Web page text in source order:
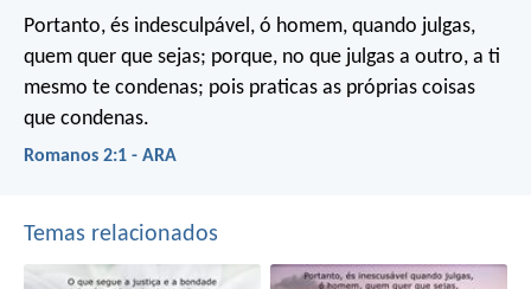
Portanto, és indesculpável, ó homem, quando julgas,
quem quer que sejas; porque, no que julgas a outro, a ti
mesmo te condenas; pois praticas as próprias coisas
que condenas.
Romanos 2:1 - ARA
Temas relacionados